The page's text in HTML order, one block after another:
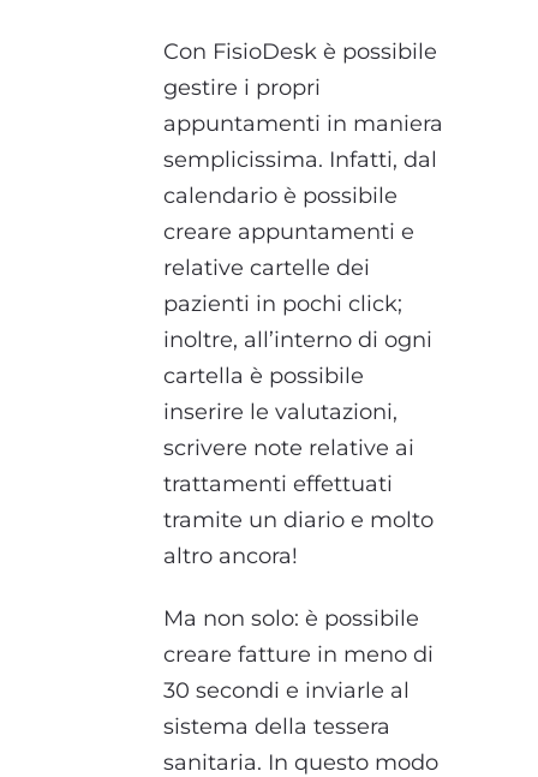
Con FisioDesk è possibile
gestire i propri
appuntamenti in maniera
semplicissima. Infatti, dal
calendario è possibile
creare appuntamenti e
relative cartelle dei
pazienti in pochi click;
inoltre, all’interno di ogni
cartella è possibile
inserire le valutazioni,
scrivere note relative ai
trattamenti effettuati
tramite un diario e molto
altro ancora!
Ma non solo: è possibile
creare fatture in meno di
30 secondi e inviarle al
sistema della tessera
sanitaria. In questo modo